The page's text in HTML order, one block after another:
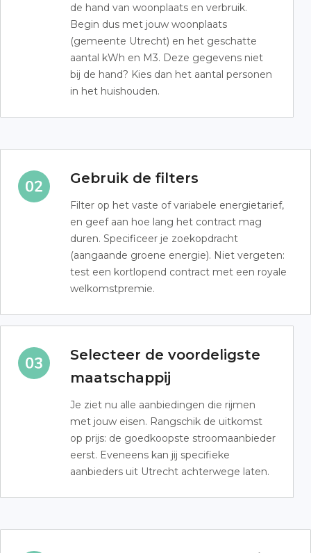
de hand van woonplaats en verbruik.
Begin dus met jouw woonplaats
(gemeente Utrecht) en het geschatte
aantal kWh en M3. Deze gegevens niet
bij de hand? Kies dan het aantal personen
in het huishouden.
Gebruik de filters
Filter op het vaste of variabele energietarief,
en geef aan hoe lang het contract mag
duren. Specificeer je zoekopdracht
(aangaande groene energie). Niet vergeten:
test een kortlopend contract met een royale
welkomstpremie.
Selecteer de voordeligste
maatschappij
Je ziet nu alle aanbiedingen die rijmen
met jouw eisen. Rangschik de uitkomst
op prijs: de goedkoopste stroomaanbieder
eerst. Eveneens kan jij specifieke
aanbieders uit Utrecht achterwege laten.